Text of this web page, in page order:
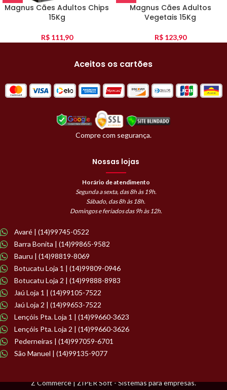
Magnus Cães Adultos Chips
15Kg
R$111,90
Magnus Cães Adultos
Vegetais 15Kg
R$123,90
Aceitos os cartões
Compre com segurança.
Nossas lojas
Horário de atendimento
Segunda a sexta, das 8h às 19h.
Sábado, das 8h às 18h.
Domingos e feriados das 9h às 12h.
Avaré | (14)99745-0522
Barra Bonita | (14)99865-9582
Bauru | (14)98819-8069
Botucatu Loja 1 | (14)99809-0946
Botucatu Loja 2 | (14)99888-8983
Jaú Loja 1 | (14)99105-7522
Jaú Loja 2 | (14)99653-7522
Lençóis Pta. Loja 1 | (14)99660-3623
Lençóis Pta. Loja 2 | (14)99660-3626
Pederneiras | (14)997059-6701
São Manuel | (14)99135-9077
Z Commerce | ZIPER Soft - Sistemas para empresas.